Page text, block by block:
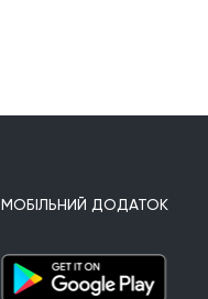
МОБІЛЬНИЙ ДОДАТОК